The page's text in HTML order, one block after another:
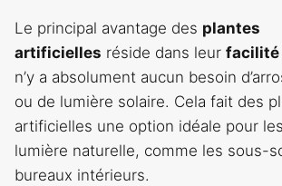
Le principal avantage des plantes
artificielles réside dans leur facilité
n’y a absolument aucun besoin
ou de lumière solaire. Cela fait des
artificielles une option idéale pour
lumière naturelle, comme les sous-
bureaux intérieurs.